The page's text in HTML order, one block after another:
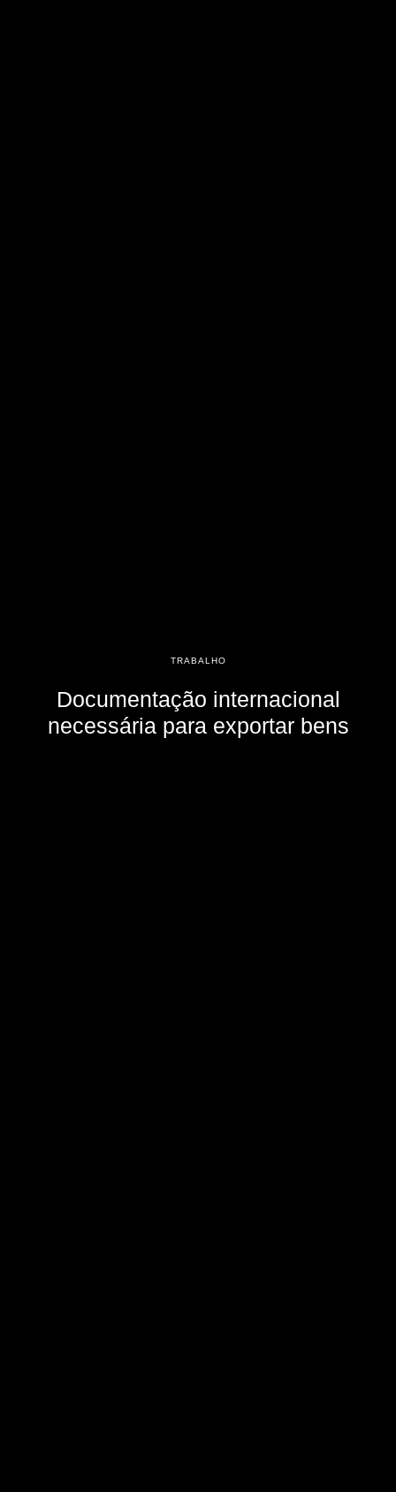
TRABALHO
Documentação internacional
necessária para exportar bens